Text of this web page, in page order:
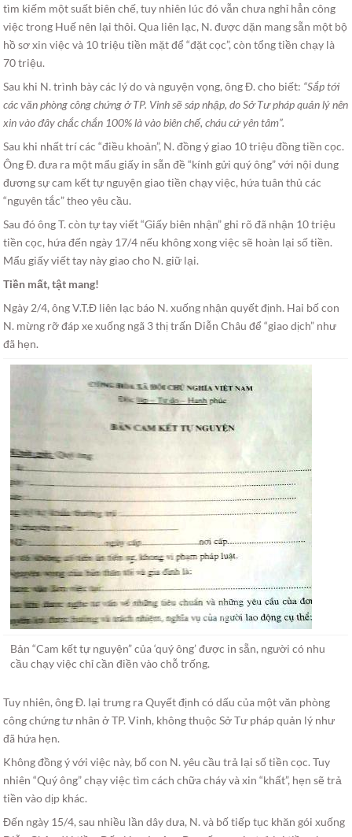
tìm kiếm một suất biên chế, tuy nhiên lúc đó vẫn chưa nghỉ hẳn công
việc trong Huế nên lại thôi. Qua liên lạc, N. được dặn mang sẵn một bộ
hồ sơ xin việc và 10 triệu tiền mặt để “đặt cọc”, còn tổng tiền chạy là
70 triệu.
Sau khi N. trình bày các lý do và nguyện vọng, ông Đ. cho biết: “Sắp tới
các văn phòng công chứng ở TP. Vinh sẽ sáp nhập, do Sở Tư pháp quản lý nên
xin vào đây chắc chắn 100% là vào biên chế, cháu cứ yên tâm”.
Sau khi nhất trí các “điều khoản”, N. đồng ý giao 10 triệu đồng tiền cọc.
Ông Đ. đưa ra một mẩu giấy in sẵn đề “kính gửi quý ông” với nội dung
đương sự cam kết tự nguyện giao tiền chạy việc, hứa tuân thủ các
“nguyên tắc” theo yêu cầu.
Sau đó ông T. còn tự tay viết “Giấy biên nhận” ghi rõ đã nhận 10 triệu
tiền cọc, hứa đến ngày 17/4 nếu không xong việc sẽ hoàn lại số tiền.
Mẩu giấy viết tay này giao cho N. giữ lại.
Tiền mất, tật mang!
Ngày 2/4, ông V.T.Đ liên lạc báo N. xuống nhận quyết định. Hai bố con
N. mừng rỡ đáp xe xuống ngã 3 thị trấn Diễn Châu để “giao dịch” như
đã hẹn.
Bản “Cam kết tự nguyện” của ‘quý ông’ được in sẵn, người có nhu
cầu chạy việc chỉ cần điền vào chỗ trống.
Tuy nhiên, ông Đ. lại trưng ra Quyết định có dấu của một văn phòng
công chứng tư nhân ở TP. Vinh, không thuộc Sở Tư pháp quản lý như
đã hứa hẹn.
Không đồng ý với việc này, bố con N. yêu cầu trả lại số tiền cọc. Tuy
nhiên “Quý ông” chạy việc tìm cách chữa cháy và xin “khất”, hẹn sẽ trả
tiền vào dịp khác.
Đến ngày 15/4, sau nhiều lần dây dưa, N. và bố tiếp tục khăn gói xuống